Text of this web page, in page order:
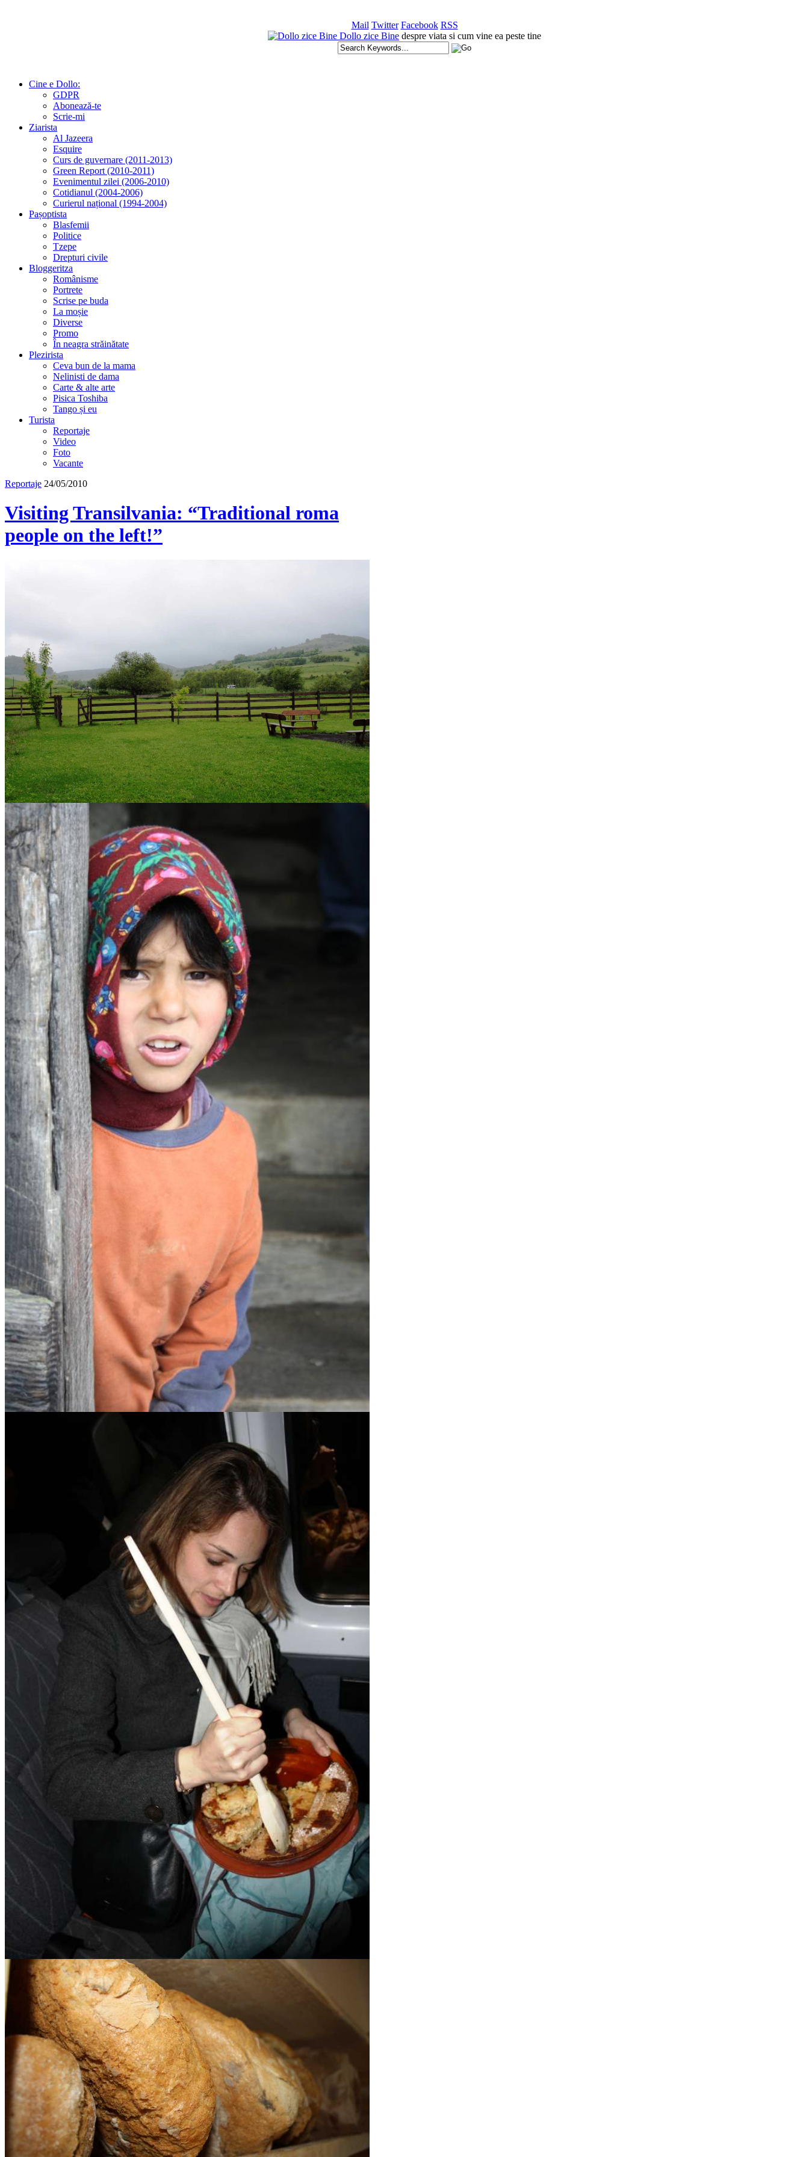
Mail Twitter Facebook RSS
Dollo zice Bine despre viata si cum vine ea peste tine
Cine e Dollo:
GDPR
Abonează-te
Scrie-mi
Ziarista
Al Jazeera
Esquire
Curs de guvernare (2011-2013)
Green Report (2010-2011)
Evenimentul zilei (2006-2010)
Cotidianul (2004-2006)
Curierul național (1994-2004)
Pașoptista
Blasfemii
Politice
Tzepe
Drepturi civile
Bloggeritza
Românisme
Portrete
Scrise pe buda
La moșie
Diverse
Promo
În neagra străinătate
Plezirista
Ceva bun de la mama
Nelinisti de dama
Carte & alte arte
Pisica Toshiba
Tango și eu
Turista
Reportaje
Video
Foto
Vacante
Reportaje 24/05/2010
Visiting Transilvania: “Traditional roma
people on the left!”